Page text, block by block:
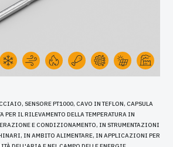
SENSORE PT1000, CAVO IN TEFLON, CAPSULA
PER IL RILEVAMENTO DELLA TEMPERATURA IN
E CONDIZIONAMENTO, IN STRUMENTAZIONI
IN AMBITO ALIMENTARE, IN APPLICAZIONI PER